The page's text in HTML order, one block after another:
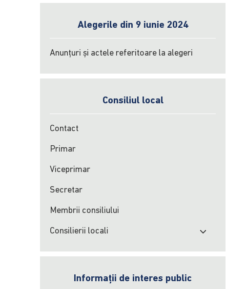
Alegerile din 9 iunie 2024
Anunțuri și actele referitoare la alegeri
Consiliul local
Contact
Primar
Viceprimar
Secretar
Membrii consiliului
Consilierii locali
Informații de interes public